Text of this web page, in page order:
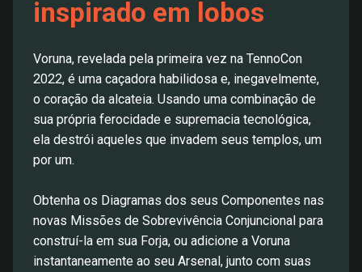
inspirado em lobos
Voruna, revelada pela primeira vez na TennoCon
2022, é uma caçadora habilidosa e, inegavelmente,
o coração da alcateia. Usando uma combinação de
sua própria ferocidade e supremacia tecnológica,
ela destrói aqueles que invadem seus templos, um
por um.
Obtenha os Diagramas dos seus Componentes nas
novas Missões de Sobrevivência Conjuncional para
construí-la em sua Forja, ou adicione a Voruna
instantaneamente ao seu Arsenal, junto com suas